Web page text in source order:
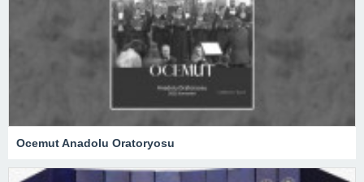
Ocemut Anadolu Oratoryosu